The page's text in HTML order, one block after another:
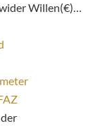
Willen(€)…